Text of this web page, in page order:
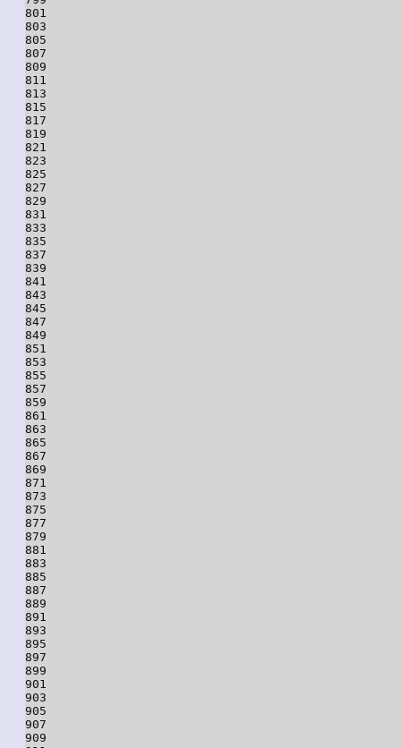
801
803
805
807
809
811
813
815
817
819
821
823
825
827
829
831
833
835
837
839
841
843
845
847
849
851
853
855
857
859
861
863
865
867
869
871
873
875
877
879
881
883
885
887
889
891
893
895
897
899
901
903
905
907
909